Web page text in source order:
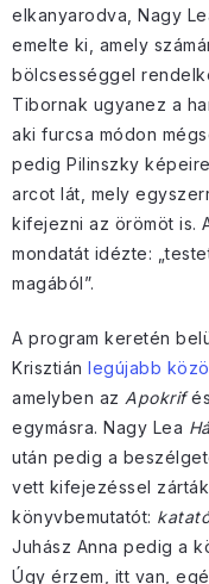
elkanyarodva, Nagy
emelte ki, amely
bölcsességgel
Tibornak ugyanez a
aki furcsa módon
pedig Pilinszky
arcot lát, mely
kifejezni az örömöt is.
mondatát idézte:
magából”.
A program keretén
Krisztián legújabb
amelyben az Apokrif
egymásra. Nagy Lea
után pedig a
vett kifejezéssel
könyvbemutatót:
Juhász Anna pedig a
Úgy érzem, itt van,